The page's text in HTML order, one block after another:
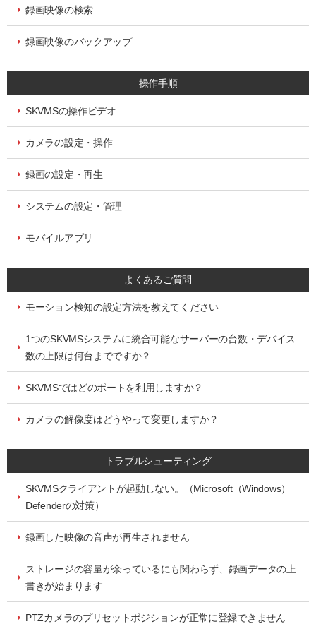
録画映像の検索
録画映像のバックアップ
操作手順
SKVMSの操作ビデオ
カメラの設定・操作
録画の設定・再生
システムの設定・管理
モバイルアプリ
よくあるご質問
モーション検知の設定方法を教えてください
1つのSKVMSシステムに統合可能なサーバーの台数・デバイス
数の上限は何台までですか？
SKVMSではどのポートを利用しますか？
カメラの解像度はどうやって変更しますか？
トラブルシューティング
SKVMSクライアントが起動しない。（Microsoft（Windows）
Defenderの対策）
録画した映像の音声が再生されません
ストレージの容量が余っているにも関わらず、録画データの上
書きが始まります
PTZカメラのプリセットポジションが正常に登録できません